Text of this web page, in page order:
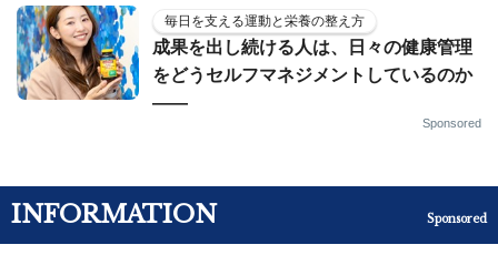
毎日を支える運動と栄養の整え方
成果を出し続ける人は、日々の健康管理
をどうセルフマネジメントしているのか
——
Sponsored
INFORMATION Sponsored